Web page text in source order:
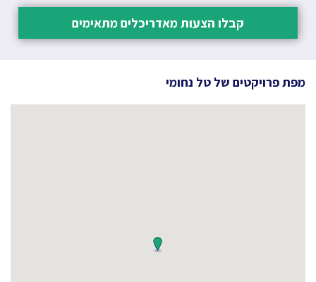
קבלו הצעות מאדריכלים מתאימים
מפת פרויקטים של טל נחומי